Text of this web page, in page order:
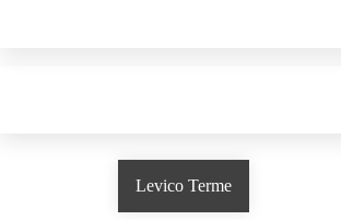
Levico Terme